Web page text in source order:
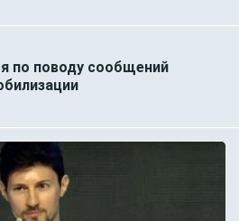
по поводу сообщений